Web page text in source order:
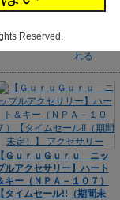
Reserved.
【ＧｕｒｕＧｕｒｕ ニッ
ルアクセサリー】ハート
キー（ＮＰＡ－１０７）
【タイムセール!!（期間未